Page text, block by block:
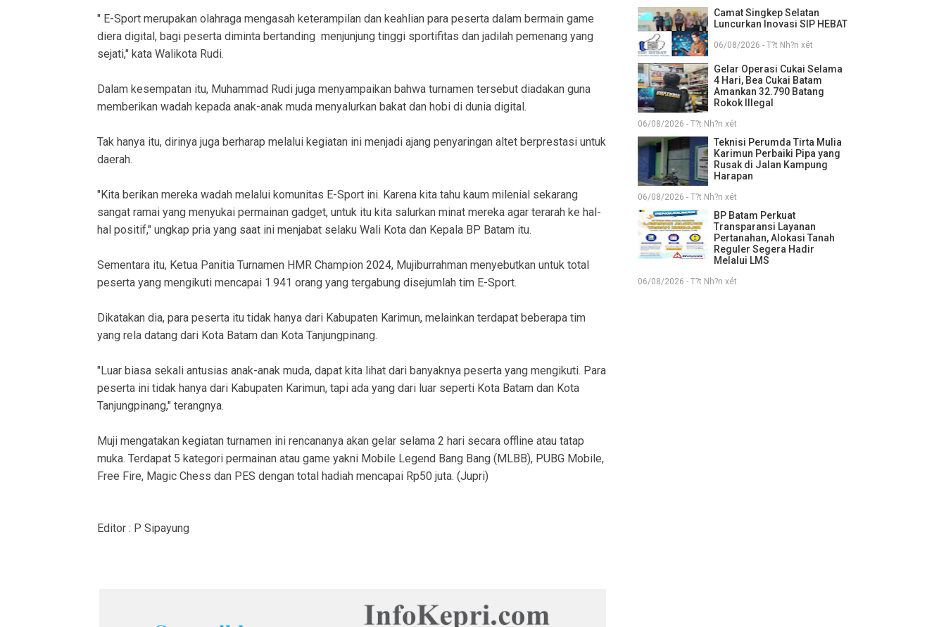
" E-Sport merupakan olahraga mengasah keterampilan dan keahlian para peserta dalam bermain game
diera digital, bagi peserta diminta bertanding menjunjung tinggi sportifitas dan jadilah pemenang yang
sejati," kata Walikota Rudi.
Dalam kesempatan itu, Muhammad Rudi juga menyampaikan bahwa turnamen tersebut diadakan guna
memberikan wadah kepada anak-anak muda menyalurkan bakat dan hobi di dunia digital.
Tak hanya itu, dirinya juga berharap melalui kegiatan ini menjadi ajang penyaringan altet berprestasi untuk
daerah.
"Kita berikan mereka wadah melalui komunitas E-Sport ini. Karena kita tahu kaum milenial sekarang
sangat ramai yang menyukai permainan gadget, untuk itu kita salurkan minat mereka agar terarah ke hal-
hal positif," ungkap pria yang saat ini menjabat selaku Wali Kota dan Kepala BP Batam itu.
Sementara itu, Ketua Panitia Turnamen HMR Champion 2024, Mujiburrahman menyebutkan untuk total
peserta yang mengikuti mencapai 1.941 orang yang tergabung disejumlah tim E-Sport.
Dikatakan dia, para peserta itu tidak hanya dari Kabupaten Karimun, melainkan terdapat beberapa tim
yang rela datang dari Kota Batam dan Kota Tanjungpinang.
"Luar biasa sekali antusias anak-anak muda, dapat kita lihat dari banyaknya peserta yang mengikuti. Para
peserta ini tidak hanya dari Kabupaten Karimun, tapi ada yang dari luar seperti Kota Batam dan Kota
Tanjungpinang," terangnya.
Muji mengatakan kegiatan turnamen ini rencananya akan gelar selama 2 hari secara offline atau tatap
muka. Terdapat 5 kategori permainan atau game yakni Mobile Legend Bang Bang (MLBB), PUBG Mobile,
Free Fire, Magic Chess dan PES dengan total hadiah mencapai Rp50 juta. (Jupri)
Editor : P Sipayung
Camat Singkep Selatan
Luncurkan Inovasi SIP HEBAT
06/08/2026 - T?t Nh?n xét
Gelar Operasi Cukai Selama
4 Hari, Bea Cukai Batam
Amankan 32.790 Batang
Rokok Illegal
06/08/2026 - T?t Nh?n xét
Teknisi Perumda Tirta Mulia
Karimun Perbaiki Pipa yang
Rusak di Jalan Kampung
Harapan
06/08/2026 - T?t Nh?n xét
BP Batam Perkuat
Transparansi Layanan
Pertanahan, Alokasi Tanah
Reguler Segera Hadir
Melalui LMS
06/08/2026 - T?t Nh?n xét